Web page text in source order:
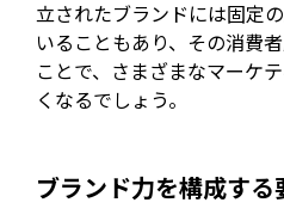
立されたブランドには固定
いることもあり、その消費
ことで、さまざまなマーケ
くなるでしょう。
ブランド力を構成する